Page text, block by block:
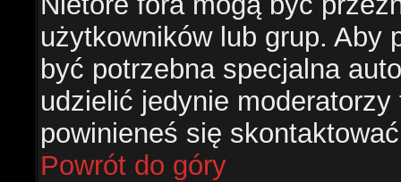
użytkowników lub grup. Aby
być potrzebna specjalna
udzielić jedynie
powinieneś się
Powrót do góry